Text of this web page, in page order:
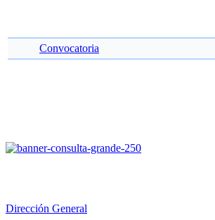
Convocatoria
Dirección General